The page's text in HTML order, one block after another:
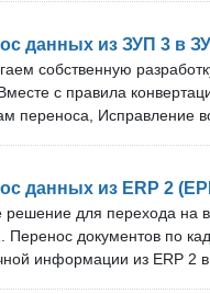
поддержку. Срок
от тарифа. В нашей
Вы можете бесплатно
заявку, и мы
данных из ЗУП 3 в
собственную
с правила
переноса, Исправление
решение под новые
обновлений зависит
Проверка перед
на своём сервере.
данных из ERP 2
решение для перехода на
Перенос документов по
информации из ERP 2